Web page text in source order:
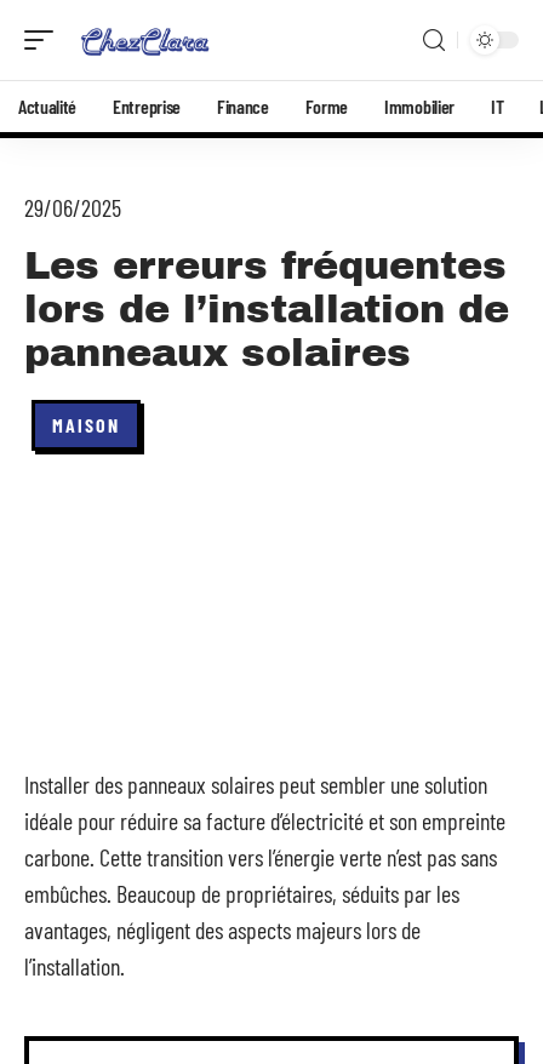
Actualité Entreprise Finance Forme Immobilier IT
29/06/2025
Les erreurs fréquentes
lors de l’installation de
panneaux solaires
MAISON
Installer des panneaux solaires peut sembler une solution
idéale pour réduire sa facture d’électricité et son empreinte
carbone. Cette transition vers l’énergie verte n’est pas sans
embûches. Beaucoup de propriétaires, séduits par les
avantages, négligent des aspects majeurs lors de
l’installation.